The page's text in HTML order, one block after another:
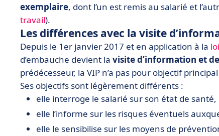
exemplaire, dont l’un est remis au salarié et
travail).
Les différences avec la visite
Depuis le 1er janvier 2017 et en application à la
d’embauche devient la visite d’information et
prédécesseur, la VIP n’a pas pour objectif
Ses objectifs sont légèrement différents :
elle interroge le salarié sur son état de santé,
elle l’informe sur les risques éventuels
elle le sensibilise sur les moyens de